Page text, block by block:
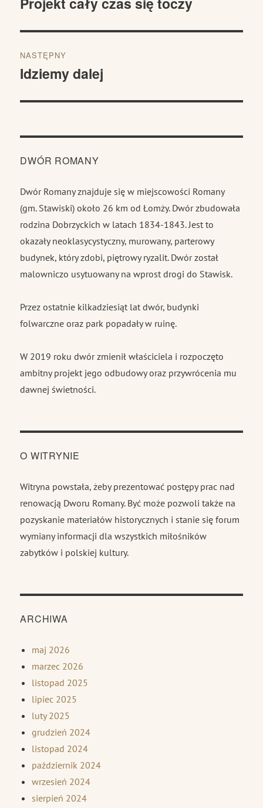
Poprzedni
NASTĘPNY
Następny
Idziemy dalej
DWÓR ROMANY
Dwór Romany znajduje się w miejscowości Romany
(gm. Stawiski) około 26 km od Łomży. Dwór zbudowała
rodzina Dobrzyckich w latach 1834-1843. Jest to
okazały neoklasycystyczny, murowany, parterowy
budynek, który zdobi, piętrowy ryzalit. Dwór został
malowniczo usytuowany na wprost drogi do Stawisk.
Przez ostatnie kilkadziesiąt lat dwór, budynki
folwarczne oraz park popadały w ruinę.
W 2019 roku dwór zmienił właściciela i rozpoczęto
ambitny projekt jego odbudowy oraz przywrócenia mu
dawnej świetności.
O WITRYNIE
Witryna powstała, żeby prezentować postępy prac nad
renowacją Dworu Romany. Być może pozwoli także na
pozyskanie materiałów historycznych i stanie się forum
wymiany informacji dla wszystkich miłośników
zabytków i polskiej kultury.
ARCHIWA
maj 2026
marzec 2026
listopad 2025
lipiec 2025
luty 2025
grudzień 2024
listopad 2024
październik 2024
wrzesień 2024
sierpień 2024